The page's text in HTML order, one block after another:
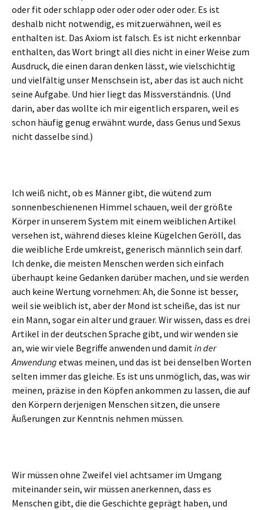
oder fit oder schlapp oder oder oder oder oder. Es ist
deshalb nicht notwendig, es mitzuerwähnen, weil es
enthalten ist. Das Axiom ist falsch. Es ist nicht erkennbar
enthalten, das Wort bringt all dies nicht in einer Weise zum
Ausdruck, die einen daran denken lässt, wie vielschichtig
und vielfältig unser Menschsein ist, aber das ist auch nicht
seine Aufgabe. Und hier liegt das Missverständnis. (Und
darin, aber das wollte ich mir eigentlich ersparen, weil es
schon häufig genug erwähnt wurde, dass Genus und Sexus
nicht dasselbe sind.)
Ich weiß nicht, ob es Männer gibt, die wütend zum
sonnenbeschienenen Himmel schauen, weil der größte
Körper in unserem System mit einem weiblichen Artikel
versehen ist, während dieses kleine Kügelchen Geröll, das
die weibliche Erde umkreist, generisch männlich sein darf.
Ich denke, die meisten Menschen werden sich einfach
überhaupt keine Gedanken darüber machen, und sie werden
auch keine Wertung vornehmen: Ah, die Sonne ist besser,
weil sie weiblich ist, aber der Mond ist scheiße, das ist nur
ein Mann, sogar ein alter und grauer. Wir wissen, dass es drei
Artikel in der deutschen Sprache gibt, und wir wenden sie
an, wie wir viele Begriffe anwenden und damitin der
Anwendung etwas meinen, und das ist bei denselben Worten
selten immer das gleiche. Es ist uns unmöglich, das, was wir
meinen, präzise in den Köpfen ankommen zu lassen, die auf
den Körpern derjenigen Menschen sitzen, die unsere
Äußerungen zur Kenntnis nehmen müssen.
Wir müssen ohne Zweifel viel achtsamer im Umgang
miteinander sein, wir müssen anerkennen, dass es
Menschen gibt, die die Geschichte geprägt haben, und